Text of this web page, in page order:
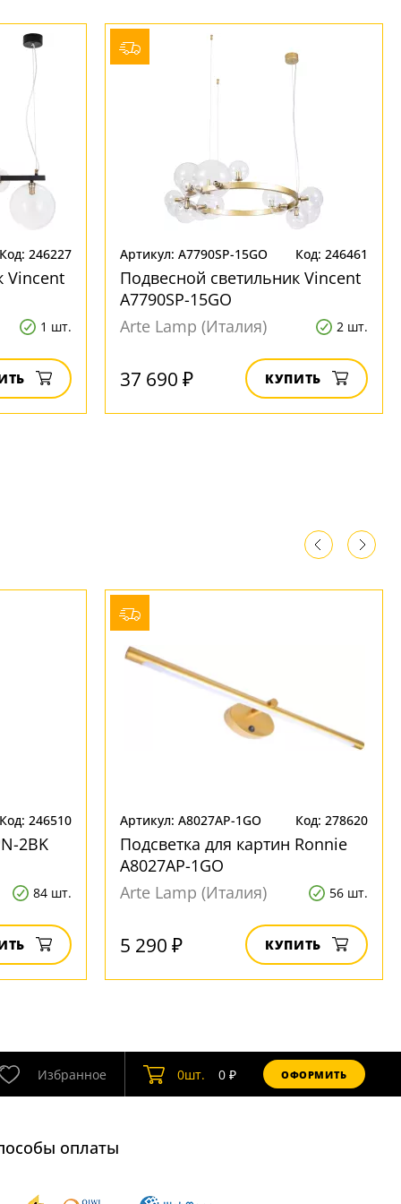
Код: 246227
Vincent
1 шт.
Артикул: A7790SP-15GO Код: 246461
Подвесной светильник Vincent
A7790SP-15GO
Arte Lamp (Италия)
2 шт.
37 690 ₽ КУПИТЬ
Код: 246510
2BK
84 шт.
Артикул: A8027AP-1GO Код: 278620
Подсветка для картин Ronnie
A8027AP-1GO
Arte Lamp (Италия)
56 шт.
5 290 ₽ КУПИТЬ
Избранное 0шт. 0₽ ОФОРМИТЬ
оплаты